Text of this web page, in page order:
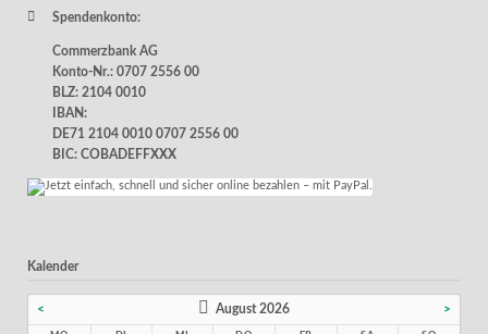
Spendenkonto:
Commerzbank AG
Konto-Nr.: 0707 2556 00
BLZ: 2104 0010
IBAN:
DE71 2104 0010 0707 2556 00
BIC: COBADEFFXXX
Kalender
< August 2026 >